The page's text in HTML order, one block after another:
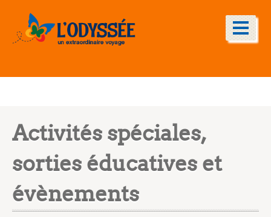
Activités spéciales,
sorties éducatives et
évènements